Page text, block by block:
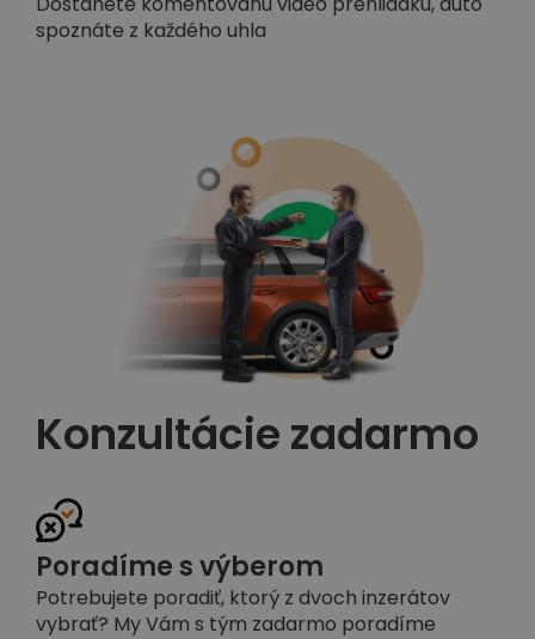
spoznáte z každého uhla
Konzultácie zadarmo
Poradíme s výberom
Potrebujete poradiť, ktorý z dvoch inzerátov
vybrať? My Vám s tým zadarmo poradíme